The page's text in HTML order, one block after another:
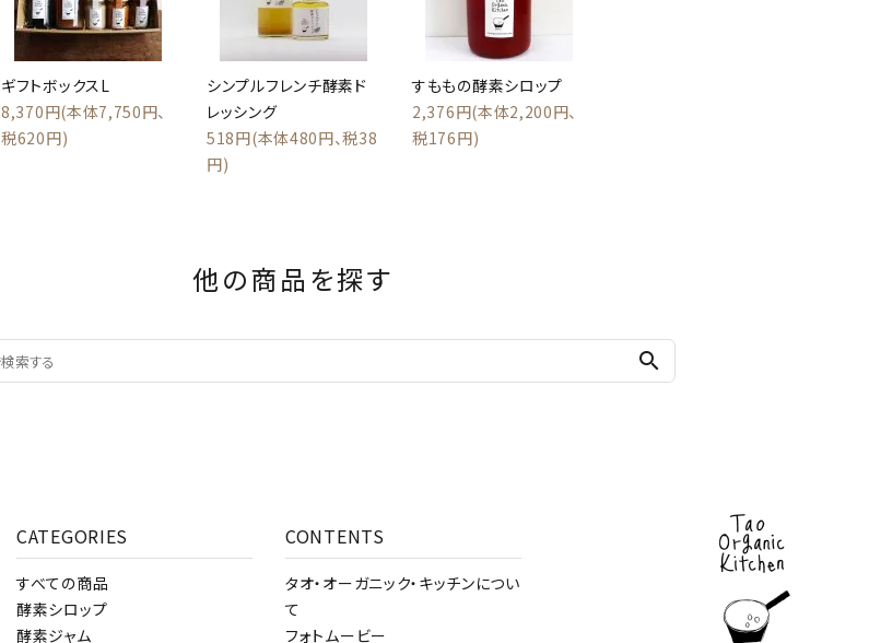
ギフトボックスL
8,370円(本体7,750円、
税620円)
シンプルフレンチ酵素ド
レッシング
518円(本体480円、税38
円)
すももの酵素シロップ
2,376円(本体2,200円、
税176円)
他の商品を探す
search
CATEGORIES
すべての商品
酵素シロップ
酵素ジャム
CONTENTS
タオ・オーガニック・キッチンについ
て
フォトムービー